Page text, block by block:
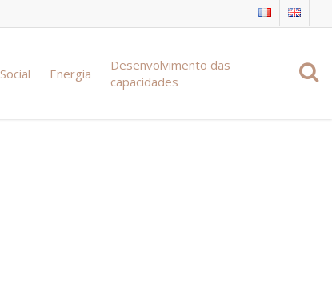
Social Energia
Desenvolvimento das
capacidades